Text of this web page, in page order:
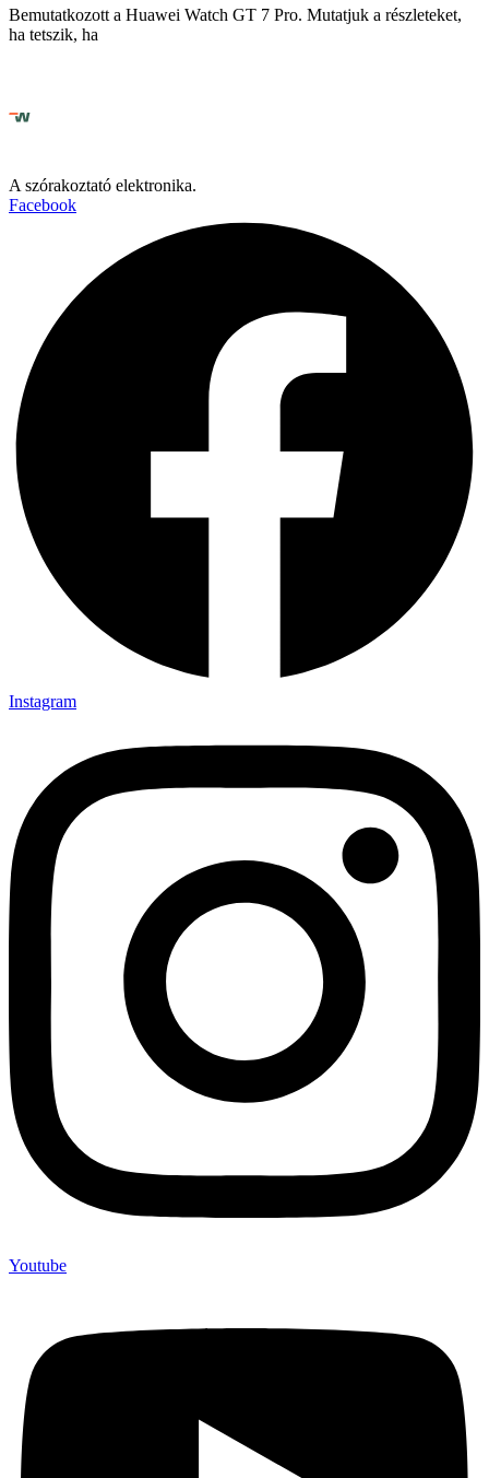
Bemutatkozott a Huawei Watch GT 7 Pro. Mutatjuk a részleteket,
ha tetszik, ha
A szórakoztató elektronika.
Facebook
Instagram
Youtube